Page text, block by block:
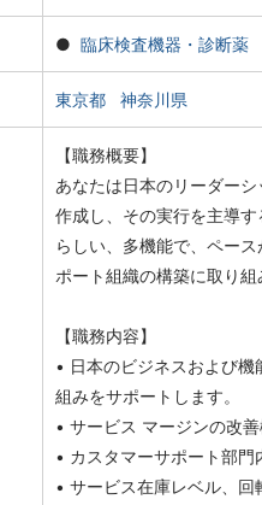
臨床検査機器・診断薬
東京都 神奈川県
【職務概要】
あなたは日本のリーダー
作成し、その実行を主導
らしい、多機能で、ペー
ポート組織の構築に取り組
【職務内容】
• 日本のビジネスおよび
組みをサポートします。
• サービス マージンの改
• カスタマーサポート部
• サービス在庫レベル、